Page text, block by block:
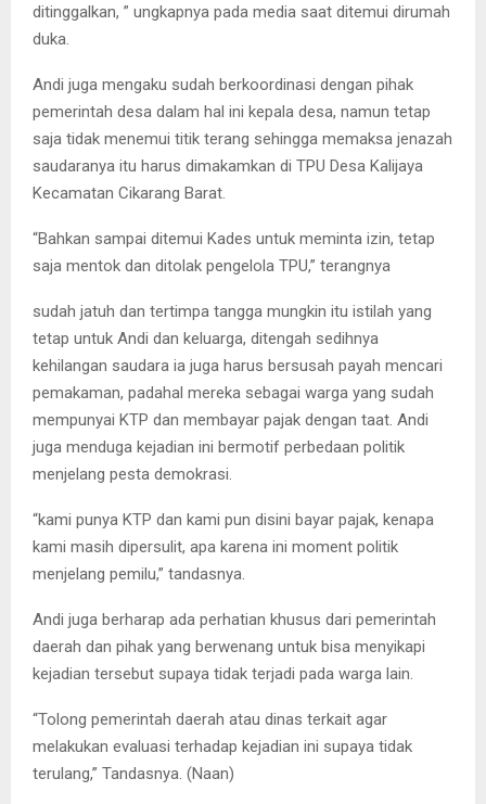
ditinggalkan, ” ungkapnya pada media saat ditemui dirumah
duka.
Andi juga mengaku sudah berkoordinasi dengan pihak
pemerintah desa dalam hal ini kepala desa, namun tetap
saja tidak menemui titik terang sehingga memaksa jenazah
saudaranya itu harus dimakamkan di TPU Desa Kalijaya
Kecamatan Cikarang Barat.
“Bahkan sampai ditemui Kades untuk meminta izin, tetap
saja mentok dan ditolak pengelola TPU,” terangnya
sudah jatuh dan tertimpa tangga mungkin itu istilah yang
tetap untuk Andi dan keluarga, ditengah sedihnya
kehilangan saudara ia juga harus bersusah payah mencari
pemakaman, padahal mereka sebagai warga yang sudah
mempunyai KTP dan membayar pajak dengan taat. Andi
juga menduga kejadian ini bermotif perbedaan politik
menjelang pesta demokrasi.
“kami punya KTP dan kami pun disini bayar pajak, kenapa
kami masih dipersulit, apa karena ini moment politik
menjelang pemilu,” tandasnya.
Andi juga berharap ada perhatian khusus dari pemerintah
daerah dan pihak yang berwenang untuk bisa menyikapi
kejadian tersebut supaya tidak terjadi pada warga lain.
“Tolong pemerintah daerah atau dinas terkait agar
melakukan evaluasi terhadap kejadian ini supaya tidak
terulang,” Tandasnya. (Naan)